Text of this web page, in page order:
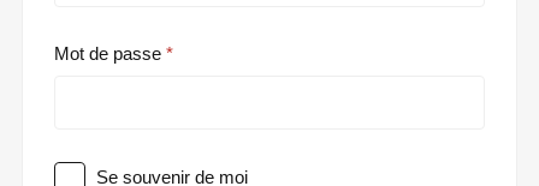
Mot de passe
Se souvenir de moi